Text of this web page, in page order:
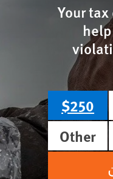
Your
$250
Other